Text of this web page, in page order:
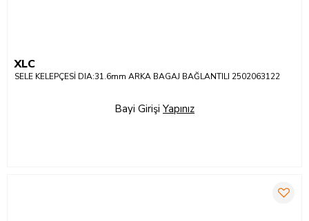
XLC
SELE KELEPÇESİ DIA:31.6mm ARKA BAGAJ BAĞLANTILI 2502063122
Bayi Girişi Yapınız